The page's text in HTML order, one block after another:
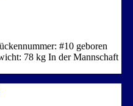
#10 geboren
78 kg In der Mannschaft